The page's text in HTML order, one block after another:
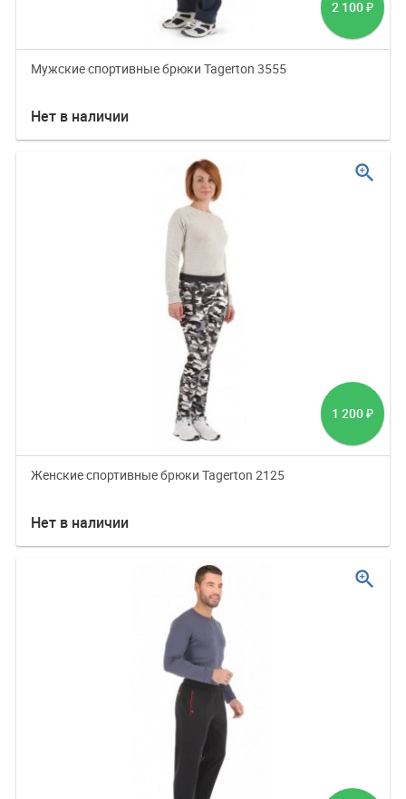
2 100 ₽
Мужские спортивные брюки Tagerton 3555
Нет в наличии
1 200 ₽
Женские спортивные брюки Tagerton 2125
Нет в наличии
zoom_in
zoom_in